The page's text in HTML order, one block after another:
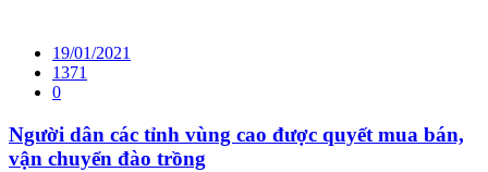
19/01/2021
1371
0
Người dân các tỉnh vùng cao được quyết mua bán,
vận chuyển đào trồng